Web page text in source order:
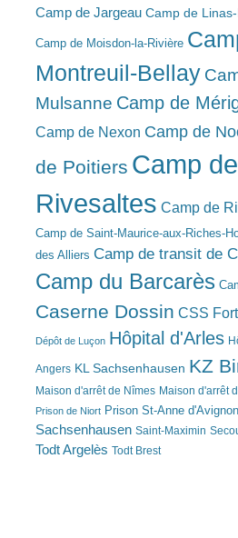
Camp de Jargeau Camp de
Camp de Moisdon-la-Rivière
Montreuil-Bellay
Mulsanne Camp de
Camp de Nexon Camp de
de Poitiers Camp de
Rivesaltes Camp de
Camp de Saint-Maurice-aux-Riches-
des Alliers Camp de transit de
Camp du Barcarès
Caserne Dossin CSS
Dépôt de Luçon Hôpital d'Arles
Angers KL Sachsenhausen KZ
Maison d'arrêt de Nîmes Maison d'arrêt
Prison de Niort Prison St-Anne d'Avignon
Sachsenhausen Saint-Maximin
Todt Argelès Todt Brest